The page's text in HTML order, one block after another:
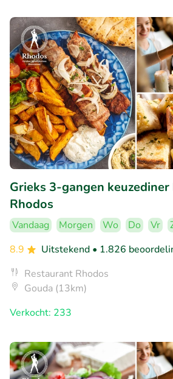
Grieks 3-gangen
Rhodos
Vandaag Morgen Wo Do Vr
8.9
Uitstekend • 1.826
Restaurant Rhodos
Gouda (13km)
Verkocht: 233